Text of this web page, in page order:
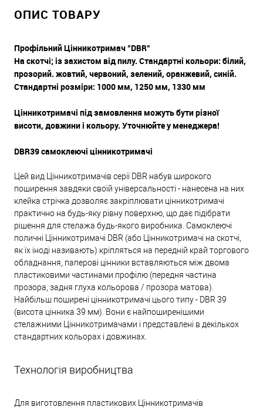
ОПИС ТОВАРУ
Профільний Цінникотримач "DBR"
На скотчі; із захистом від пилу. Стандартні кольори: білий,
прозорий. жовтий, червоний, зелений, оранжевий, синій.
Стандартні розміри: 1000 мм, 1250 мм, 1330 мм
Цінникотримачі під замовлення можуть бути різної
висоти, довжини і кольору. Уточнюйте у менеджера!
DBR39 самоклеючі цінникотримачі
Цей вид Цінникотримачів серії DBR набув широкого
поширення завдяки своїй універсальності - нанесена на них
клейка стрічка дозволяє закріплювати цінникотримачі
практично на будь-яку рівну поверхню, що дає підібрати
рішення для стелажа будь-якого виробника. Самоклеючі
поличні Цінникотримачі DBR (або Цінникотримачі на скотчі,
як їх іноді називають) кріпляться на передній край торгового
обладнання, паперові цінники вставляються між двома
пластиковими частинами профілю (передня частина
прозора, задня глуха кольорова / прозора матова).
Найбільш поширені цінникотримачі цього типу - DBR 39
(висота цінника 39 мм). Вони є найпоширенішими
стелажними Цінникотримачами і представлені в декількох
стандартних кольорах і довжинах.
Технологія виробництва
Для виготовлення пластикових Цінникотримачів